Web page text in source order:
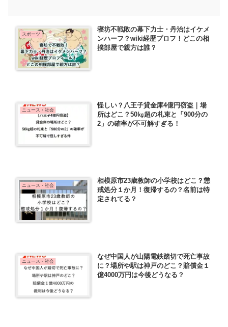
スポーツ
寝坊不戦敗の幕下力士・丹治はイケメ
ンハーフ？wiki経歴プロフ！どこの相
撲部屋で親方は誰？
ニュース・社会
怪しい？八王子貸金庫4億円窃盗｜場
所はどこ？50㎏超の札束と「900分の
2」の確率が不可解すぎる！
ニュース・社会
相模原市23歳教師の小学校はどこ？懲
戒処分１か月！復帰するの？名前は特
定されてる？
ニュース・社会
なぜ中国人が山陽電鉄踏切で死亡事故
に？場所や駅は神戸のどこ？賠償金１
億4000万円は今後どうなる？